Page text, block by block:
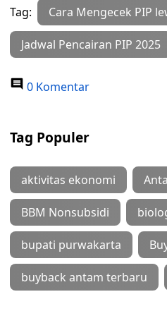
Tag: Cara Mengecek PIP
Jadwal Pencairan PIP 2025
0 Komentar
Tag Populer
aktivitas ekonomi
BBM Nonsubsidi
bupati purwakarta
buyback antam terbaru